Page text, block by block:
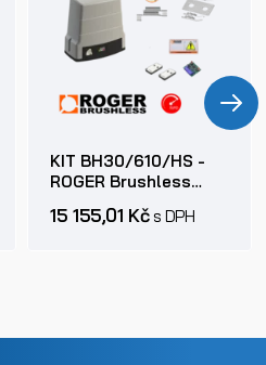
KIT BH30/610/HS -
ROGER Brushless
posuvných bran do
15 155,01 Kčs DPH